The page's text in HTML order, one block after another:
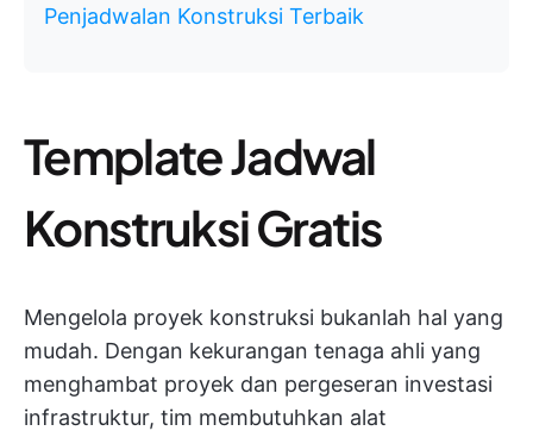
Penjadwalan Konstruksi Terbaik
Template Jadwal
Konstruksi Gratis
Mengelola proyek konstruksi bukanlah hal yang
mudah. Dengan kekurangan tenaga ahli yang
menghambat proyek dan pergeseran investasi
infrastruktur, tim membutuhkan alat